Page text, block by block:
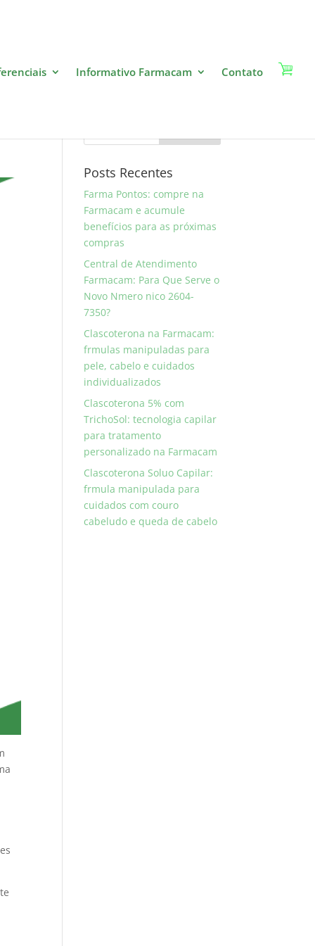
Informativo Farmacam Contato
Posts Recentes
Farma Pontos: compre na
Farmacam e acumule
benefícios para as próximas
compras
Central de Atendimento
Farmacam: Para Que Serve o
Novo Nmero nico 2604-
7350?
Clascoterona na Farmacam:
frmulas manipuladas para
pele, cabelo e cuidados
individualizados
Clascoterona 5% com
TrichoSol: tecnologia capilar
para tratamento
personalizado na Farmacam
Clascoterona Soluo Capilar:
frmula manipulada para
cuidados com couro
cabeludo e queda de cabelo